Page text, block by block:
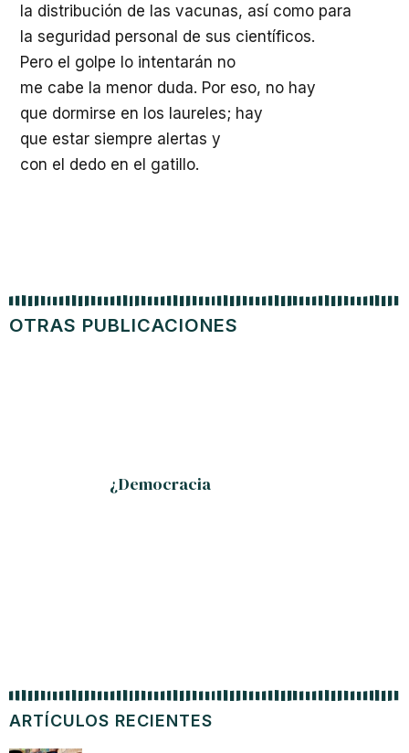
la distribución de las vacunas, así como para
la seguridad personal de sus científicos.
Pero el golpe lo intentarán no
me cabe la menor duda. Por eso, no hay
que dormirse en los laureles; hay
que estar siempre alertas y
con el dedo en el gatillo.
ARTÍCULOS RECIENTES
OTRAS PUBLICACIONES
¿Democracia